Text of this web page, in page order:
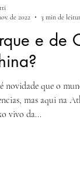
e de
novidade que o
mas aqui na
vivo da...
de 2022
3 min de